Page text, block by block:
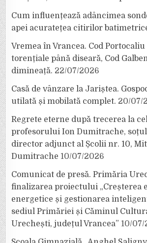
Cum influențează adâncimea
apei acuratețea citirilor
Vremea în Vrancea. Cod
torențiale până diseară, Cod
dimineață. 22/07/2026
Casă de vânzare la Jariștea.
utilată și mobilată complet. 20/07/
Regrete eterne după trecerea la
profesorului Ion Dumitrache,
director adjunct al Școlii nr. 10,
Dumitrache 10/07/2026
Comunicat de presă. Primăria
finalizarea proiectului „Creșterea
energetice și gestionarea
sediul Primăriei și Căminul
Urechești, județul Vrancea” 10/07/